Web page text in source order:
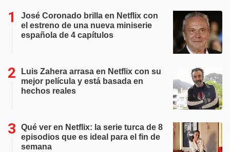
José Coronado brilla en Netflix con
el estreno de una nueva miniserie
española de 4 capítulos
Luis Zahera arrasa en Netflix con su
mejor película y está basada en
hechos reales
Qué ver en Netflix: la serie turca de 8
episodios que es ideal para el fin de
semana